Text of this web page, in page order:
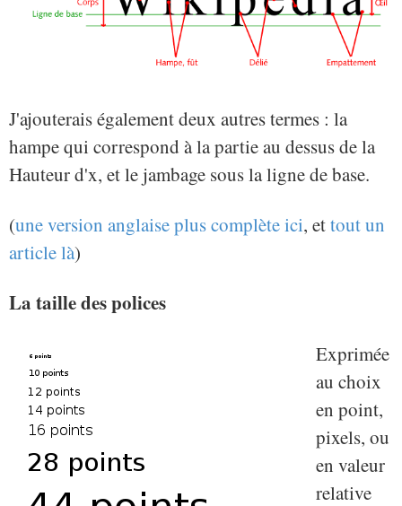
J'ajouterais également deux autres termes : la
hampe qui correspond à la partie au dessus de la
Hauteur d'x, et le jambage sous la ligne de base.
(une version anglaise plus complète ici, ettout un
article là)
La taille des polices
Exprimée
au choix
en point,
pixels, ou
en valeur
relative